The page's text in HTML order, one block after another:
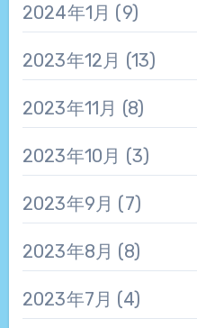
2024年1月 (9)
2023年12月 (13)
2023年11月 (8)
2023年10月 (3)
2023年9月 (7)
2023年8月 (8)
2023年7月 (4)